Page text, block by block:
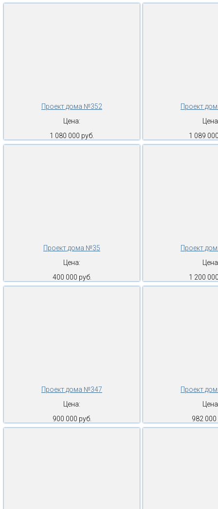
Проект дома №352
Цена:
1 080 000 руб.
Проект
1 089
Проект дома №35
Цена:
400 000 руб.
Проект
1 200
Проект дома №347
Цена:
900 000 руб.
Проект
982 000